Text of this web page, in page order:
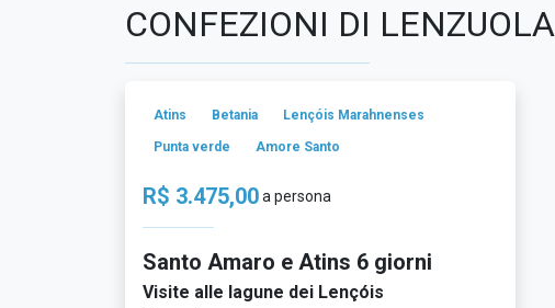
CONFEZIONI DI
Atins Betania Lençóis Marahnenses
Punta verde Amore Santo
R$ 3.475,00a persona
Santo Amaro e Atins 6 giorni
Visite alle lagune dei Lençóis